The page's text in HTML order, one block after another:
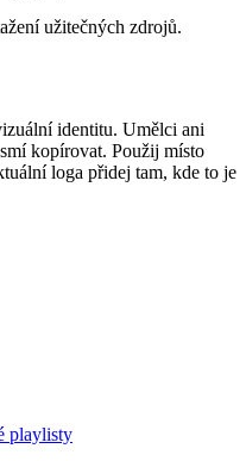
užitečných zdrojů.
identitu. Umělci ani
kopírovat. Použij místo
loga přidej tam, kde to je
playlisty